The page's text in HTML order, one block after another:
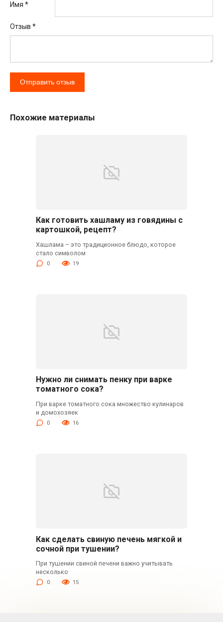
Имя *
Отзыв *
Похожие материалы
Как готовить хашламу из говядины с
картошкой, рецепт?
Хашлама – это традиционное блюдо, которое
стало символом
0 19
Нужно ли снимать пенку при варке
томатного сока?
При варке томатного сока множество кулинаров
и домохозяек
0 16
Как сделать свиную печень мягкой и
сочной при тушении?
При тушении свиной печени важно учитывать
несколько
0 15